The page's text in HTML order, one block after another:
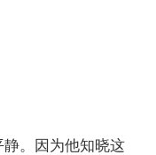
。因为他知晓这